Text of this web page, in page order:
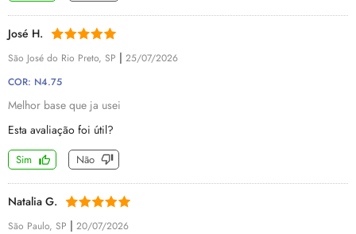
José H.
São José do Rio Preto, SP | 25/07/2026
COR: N4.75
Melhor base que ja usei
Esta avaliação foi útil?
Sim Não
Natalia G.
São Paulo, SP | 20/07/2026